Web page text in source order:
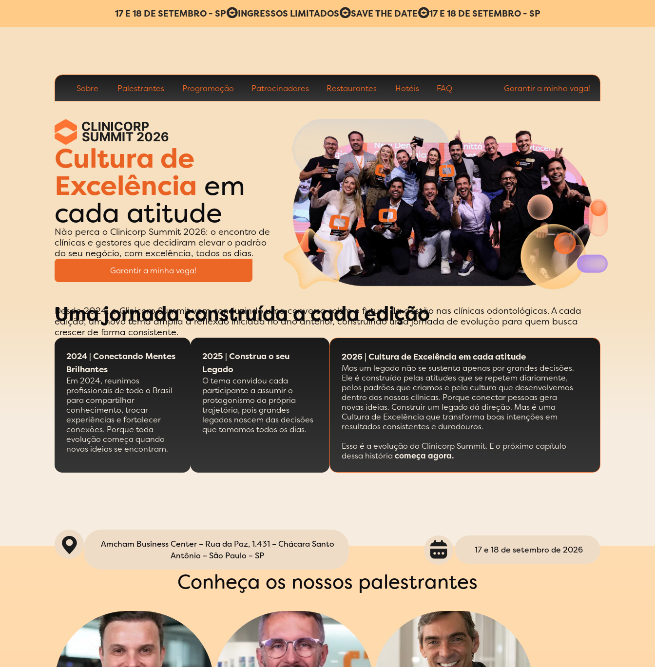
17 E 18 DE SETEMBRO - SP INGRESSOS LIMITADOS SAVE THE DATE 17 E 18 DE SETEMBRO - SP
Sobre Palestrantes Programação Patrocinadores Restaurantes Hotéis FAQ Garantir a minha vaga!
Cultura de
Excelência em
cada atitude
Não perca o Clinicorp Summit 2026: o encontro de
clínicas e gestores que decidiram elevar o padrão
do seu negócio, com excelência, todos os dias.
Garantir a minha vaga!
Uma jornada construída a cada edição
Desde 2024, o Clinicorp Summit vem conduzindo uma conversa sobre o futuro da gestão nas clínicas odontológicas. A cada
edição, um novo tema amplia a reflexão iniciada no ano anterior, construindo uma jornada de evolução para quem busca
crescer de forma consistente.
2024 | Conectando Mentes
Brilhantes
Em 2024, reunimos
profissionais de todo o Brasil
para compartilhar
conhecimento, trocar
experiências e fortalecer
conexões. Porque toda
evolução começa quando
novas ideias se encontram.
2025 | Construa o seu
Legado
O tema convidou cada
participante a assumir o
protagonismo da própria
trajetória, pois grandes
legados nascem das decisões
que tomamos todos os dias.
2026 | Cultura de Excelência em cada atitude
Mas um legado não se sustenta apenas por grandes decisões.
Ele é construído pelas atitudes que se repetem diariamente,
pelos padrões que criamos e pela cultura que desenvolvemos
dentro das nossas clínicas. Porque conectar pessoas gera
novas ideias. Construir um legado dá direção. Mas é uma
Cultura de Excelência que transforma boas intenções em
resultados consistentes e duradouros.
Essa é a evolução do Clinicorp Summit. E o próximo capítulo
dessa históriacomeça agora.
Amcham Business Center – Rua da Paz, 1.431 – Chácara Santo
Antônio – São Paulo – SP
17 e 18 de setembro de 2026
Conheça os nossos palestrantes